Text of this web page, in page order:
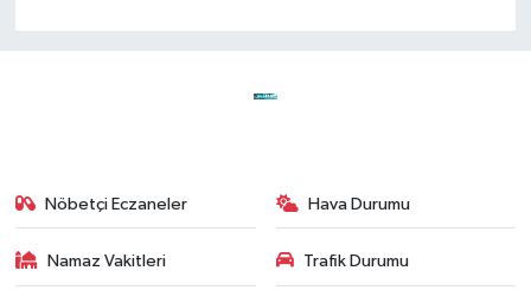
Nöbetçi Eczaneler Hava Durumu
Namaz Vakitleri Trafik Durumu